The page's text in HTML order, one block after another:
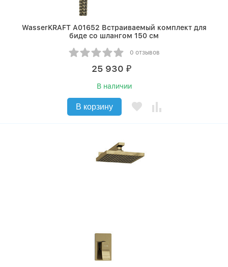
WasserKRAFT A01652 Встраиваемый комплект для
биде со шлангом 150 см
0 отзывов
25 930 ₽
В наличии
В корзину